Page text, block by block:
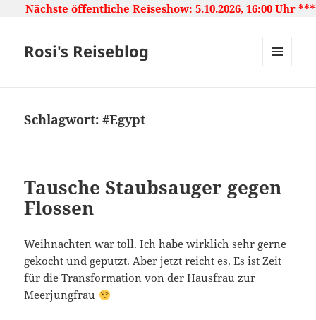
Reiseshow: 5.10.2026, 16:00 Uhr ***** Japan:
Rosi's Reiseblog
Schlagwort:#Egypt
Tausche Staubsauger gegen
Flossen
Weihnachten war toll. Ich habe wirklich sehr gerne
gekocht und geputzt. Aber jetzt reicht es. Es ist Zeit
für die Transformation von der Hausfrau zur
Meerjungfrau